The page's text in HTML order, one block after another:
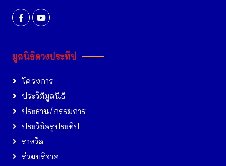
มูลนิธิดวงประทีป
โครงการ
ประวัติมูลนิธิ
ประธาน/กรรมการ
ประวัติครูประทีป
รางวัล
ร่วมบริจาค